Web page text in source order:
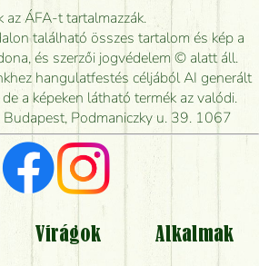
virágküldést úgy, hogy még ma
kiszállítsák?
tudják elkészíteni a csokrot, és
kiszállítani?
keresek, van önöknél?
kapok a virágküldésről?
kapom, ami a képen van?
virágcsokrok szállításáról?
az ÁFA-t tartalmazzák.
található összes tartalom és kép a
és szerzői jogvédelem © alatt áll.
hangulatfestés céljából AI generált
a képeken látható termék az valódi.
Budapest, Podmaniczky u. 39. 1067
Virágok Alkalmak